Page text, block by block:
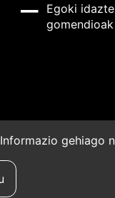
Egoki
gomendioak
gehiago